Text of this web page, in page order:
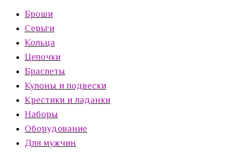
Броши
Серьги
Кольца
Цепочки
Браслеты
Кулоны и подвески
Крестики и ладанки
Наборы
Оборудование
Для мужчин